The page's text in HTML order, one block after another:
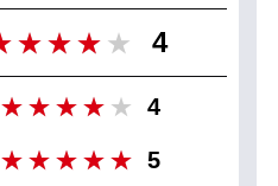
4
4
5